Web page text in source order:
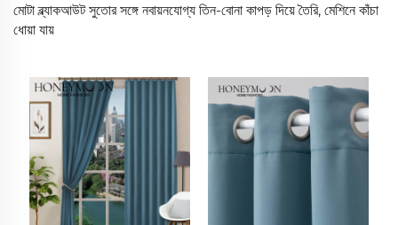
মোটা ব্ল্যাকআউট সুতোর সঙ্গে নবায়নযোগ্য তিন-বোনা কাপড় দিয়ে তৈরি, মেশিনে কাঁচা
ধোয়া যায়